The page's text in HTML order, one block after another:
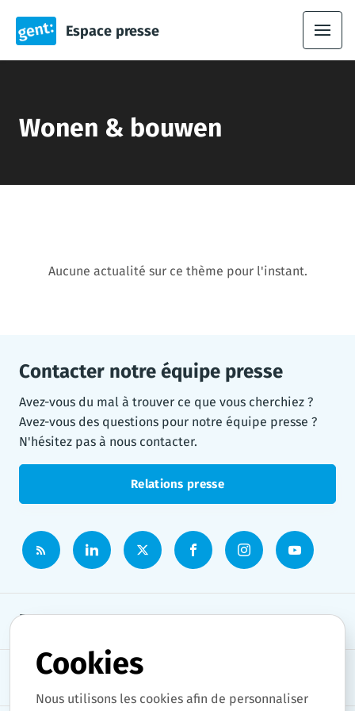
Espace presse
Wonen & bouwen
Aucune actualité sur ce thème pour l'instant.
Contacter notre équipe presse
Avez-vous du mal à trouver ce que vous cherchiez ?
Avez-vous des questions pour notre équipe presse ?
N'hésitez pas à nous contacter.
Relations presse
Espace presse
Thèmes
Cookies
Nous utilisons les cookies afin de personnaliser